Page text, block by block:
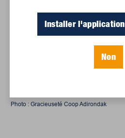
Photo : Gracieuseté Coop Adirondak
Installer l'application
Non